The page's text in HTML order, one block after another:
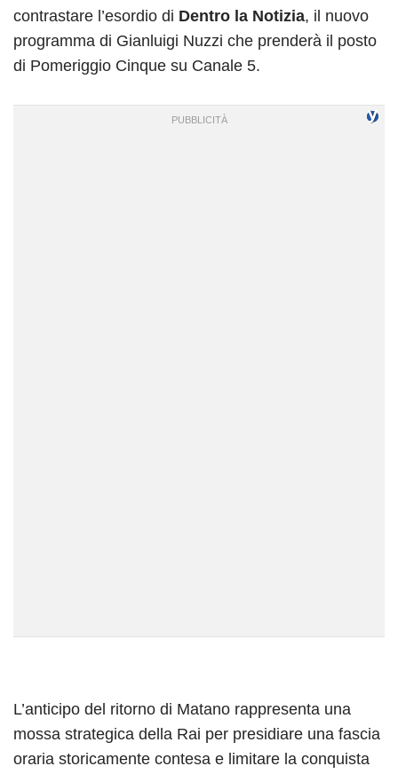
contrastare l’esordio di Dentro la Notizia, il nuovo
programma di Gianluigi Nuzzi che prenderà il posto
di Pomeriggio Cinque su Canale 5.
L’anticipo del ritorno di Matano rappresenta una
mossa strategica della Rai per presidiare una fascia
oraria storicamente contesa e limitare la conquista